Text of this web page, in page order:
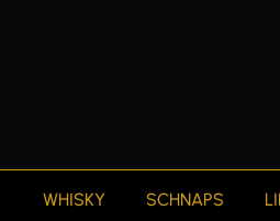
WHISKY SCHNAPS